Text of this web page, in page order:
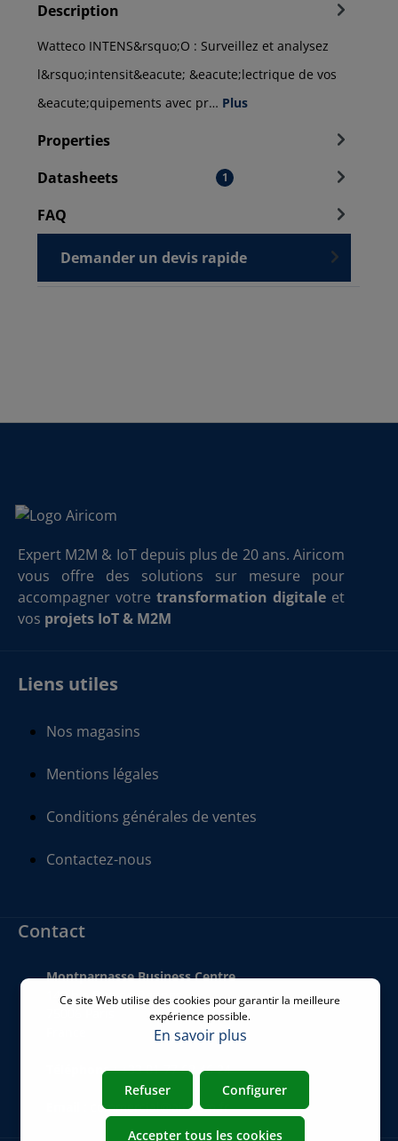
Description
Watteco INTENS&rsquo;O : Surveillez et analysez
l&rsquo;intensit&eacute; &eacute;lectrique de vos
&eacute;quipements avec pr… Plus
Properties
Datasheets
1
FAQ
Demander un devis rapide
Expert M2M & IoT depuis plus de 20 ans. Airicom
vous offre des solutions sur mesure pour
accompagner votre transformation digitale et
vos projets IoT & M2M
Liens utiles
Nos magasins
Mentions légales
Conditions générales de ventes
Contactez-nous
Contact
Montparnasse Business Centre
140 bis Rue de Rennes
Téléphone:+33 01 77 62 46 24
commercial@airicom.fr
Ce site Web utilise des cookies pour garantir la meilleure
expérience possible.
En savoir plus
Refuser Configurer
Accepter tous les cookies